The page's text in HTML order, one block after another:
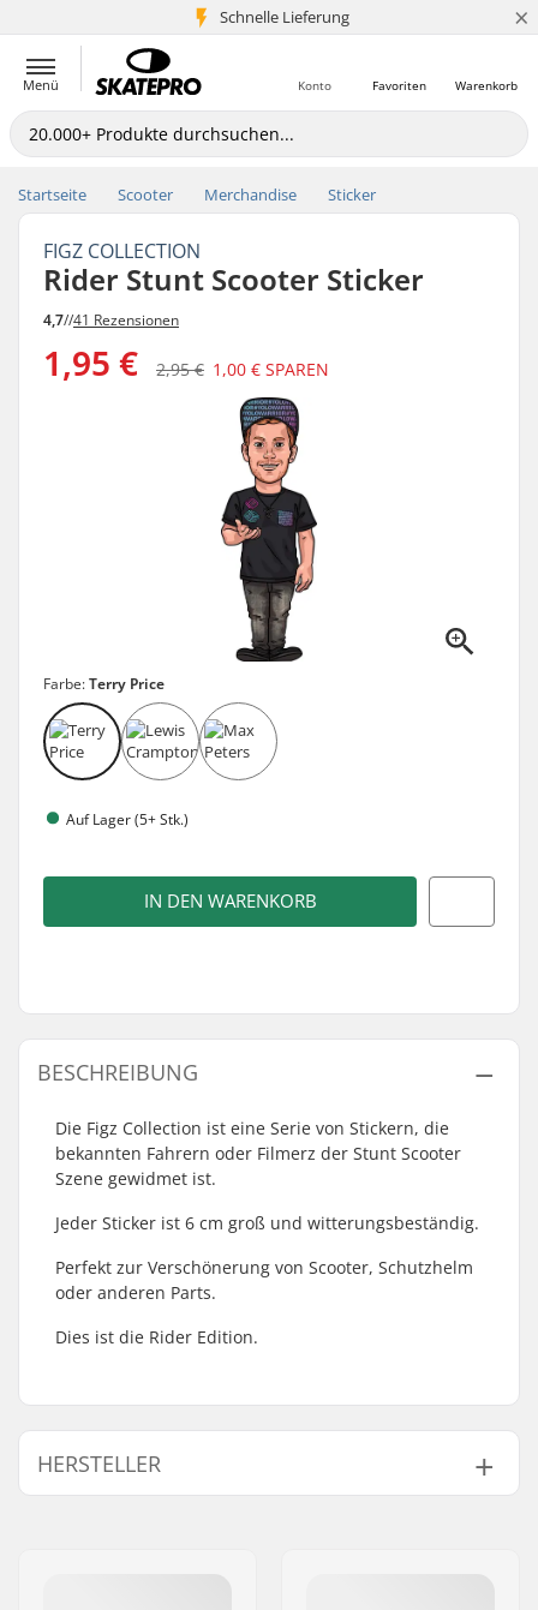
Schnelle Lieferung
5+ Mio. Kunden ×
Menü Warenkorb
Favoriten
Konto
Startseite Scooter Merchandise Sticker
FIGZ COLLECTION
Rider Stunt Scooter Sticker
4,7//41 Rezensionen
1,95 € 2,95 € 1,00 € SPAREN
Farbe:Terry Price
Auf Lager (5+ Stk.)
IN DEN WARENKORB
BESCHREIBUNG
Die Figz Collection ist eine Serie von Stickern, die
bekannten Fahrern oder Filmerz der Stunt Scooter
Szene gewidmet ist.
Jeder Sticker ist 6 cm groß und witterungsbeständig.
Perfekt zur Verschönerung von Scooter, Schutzhelm
oder anderen Parts.
Dies ist die Rider Edition.
HERSTELLER